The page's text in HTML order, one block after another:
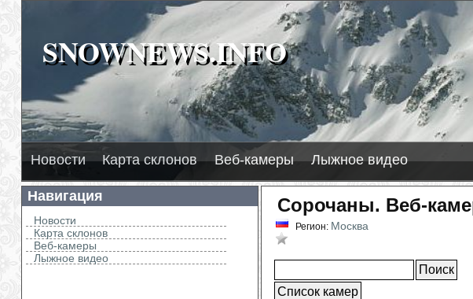
SNOWNEWS.INFO
SNOWNEWS.INFO
2026-08-11
Исо-Сюете +20 см
Гарабаши, Эльбрус
Новости Карта склонов Веб-камеры Лыжное видео
Навигация
Новости
Карта склонов
Веб-камеры
Лыжное видео
Сорочаны. Веб-
Регион: Москва